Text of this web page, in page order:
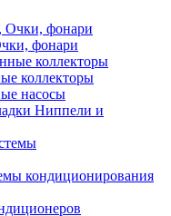
фонари
коллекторы
насосы
Ниппели и
кондиционирования